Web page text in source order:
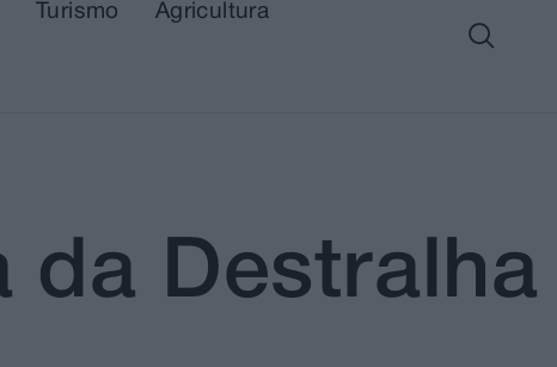
Turismo Agricultura
da Destralha